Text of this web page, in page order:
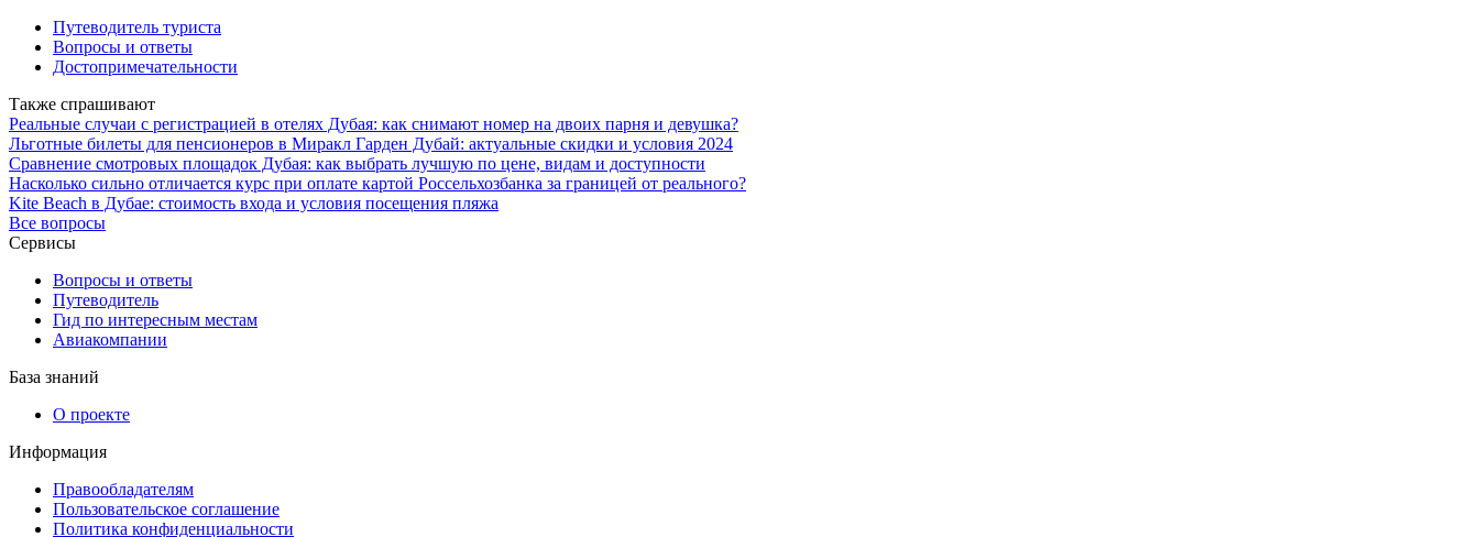
Путеводитель туриста
Вопросы и ответы
Достопримечательности
Также спрашивают
Реальные случаи с регистрацией в отелях Дубая: как снимают номер на двоих парня и девушка?
Льготные билеты для пенсионеров в Миракл Гарден Дубай: актуальные скидки и условия 2024
Сравнение смотровых площадок Дубая: как выбрать лучшую по цене, видам и доступности
Насколько сильно отличается курс при оплате картой Россельхозбанка за границей от реального?
Kite Beach в Дубае: стоимость входа и условия посещения пляжа
Все вопросы
Сервисы
Вопросы и ответы
Путеводитель
Гид по интересным местам
Авиакомпании
База знаний
О проекте
Информация
Правообладателям
Пользовательское соглашение
Политика конфиденциальности